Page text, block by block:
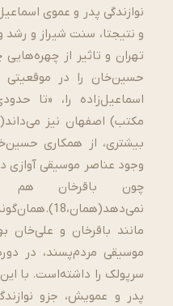
نوازندگی پدر و عموی
و نتیجتا، سنت شیراز و
تهران و تاثیر از
حسین‌خان را در
اسماعیل‌زاده را، «تا
بیشتری، از همکاری
وجود عناصر موسیقی آوازی
چون باقرخان هم
مانند باقرخان و علی‌خان
موسیقی مردم‌پسند، در
سرپولک را داشته‌است. با
پدر و عمویش، جزو